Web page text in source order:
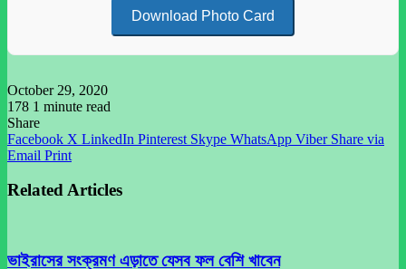
Download Photo Card
October 29, 2020
178 1 minute read
Share
Facebook X LinkedIn Pinterest Skype WhatsApp Viber Share via
Email Print
Related Articles
ভাইরাসের সংক্রমণ এড়াতে যেসব ফল বেশি খাবেন